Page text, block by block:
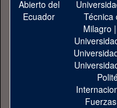
Técnica
Milagro |